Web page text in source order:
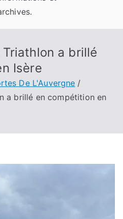
Triathlon a brillé
Isère
De L'Auvergne
a brillé en compétition en